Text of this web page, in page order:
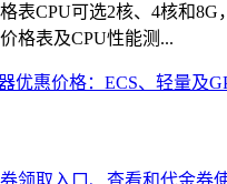
表CPU可选2核、4核和
格表及CPU性能测...
优惠价格：ECS、轻量及
领取入口、查看和代金券